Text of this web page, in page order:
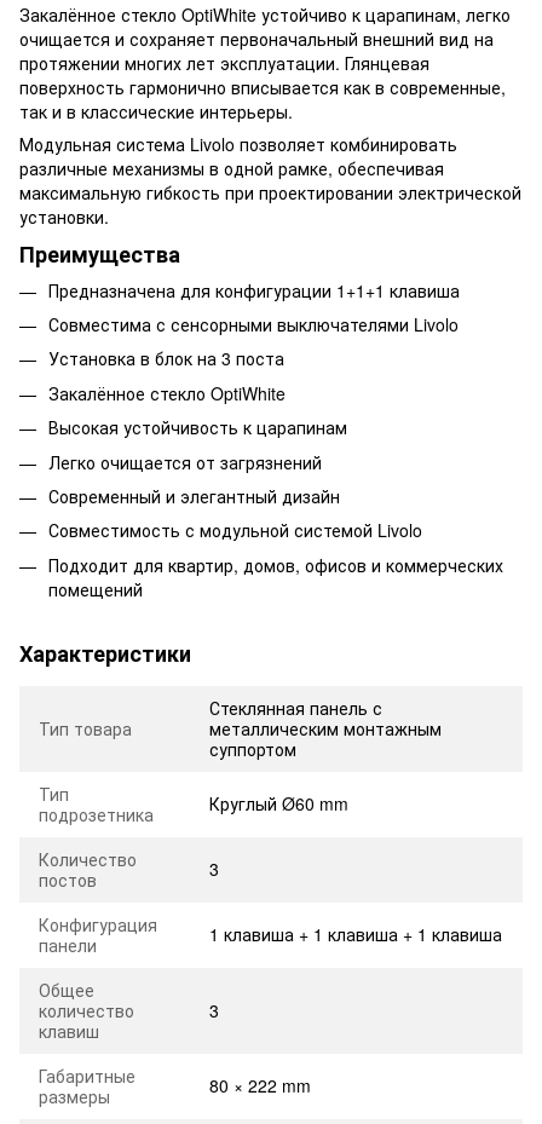
Закалённое стекло OptiWhite устойчиво к царапинам, легко
очищается и сохраняет первоначальный внешний вид на
протяжении многих лет эксплуатации. Глянцевая
поверхность гармонично вписывается как в современные,
так и в классические интерьеры.
Модульная система Livolo позволяет комбинировать
различные механизмы в одной рамке, обеспечивая
максимальную гибкость при проектировании электрической
установки.
Преимущества
Предназначена для конфигурации 1+1+1 клавиша
Совместима с сенсорными выключателями Livolo
Установка в блок на 3 поста
Закалённое стекло OptiWhite
Высокая устойчивость к царапинам
Легко очищается от загрязнений
Современный и элегантный дизайн
Совместимость с модульной системой Livolo
Подходит для квартир, домов, офисов и коммерческих
помещений
Характеристики
Тип товара
Стеклянная панель с
металлическим монтажным
суппортом
Тип
подрозетника
Круглый Ø60 mm
Количество
постов
3
Конфигурация
панели
1 клавиша + 1 клавиша + 1 клавиша
Общее
количество
клавиш
3
Габаритные
размеры
80 × 222 mm